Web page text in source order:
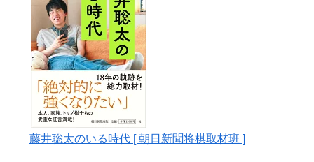
藤井聡太のいる時代 [ 朝日新聞将棋取材班 ]